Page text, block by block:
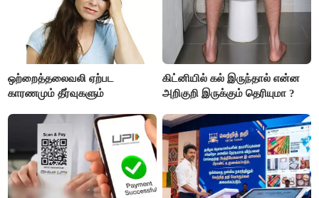
ஒற்றைத்தலைவலி ஏற்பட
காரணமும் தீர்வுகளும்
கிட்னியில் கல் இருந்தால் என்ன
அறிகுறி இருக்கும் தெரியுமா ?